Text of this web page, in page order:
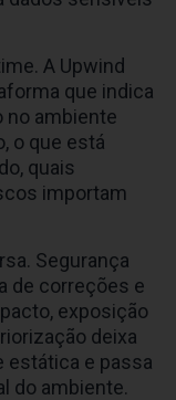
A Upwind
que indica
no ambiente
o que está
quais
importam
Segurança
de correções e
exposição
deixa
estática e passa
do ambiente.